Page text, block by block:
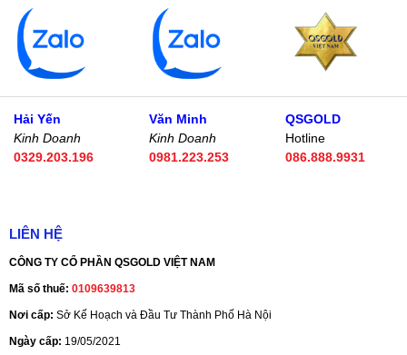
Hải Yến
Kinh Doanh
0329.203.196
Văn Minh
Kinh Doanh
0981.223.253
QSGOLD
Hotline
086.888.9931
LIÊN HỆ
CÔNG TY CỔ PHẦN QSGOLD VIỆT NAM
Mã số thuế: 0109639813
Nơi cấp: Sở Kế Hoạch và Đầu Tư Thành Phố Hà Nội
Ngày cấp: 19/05/2021